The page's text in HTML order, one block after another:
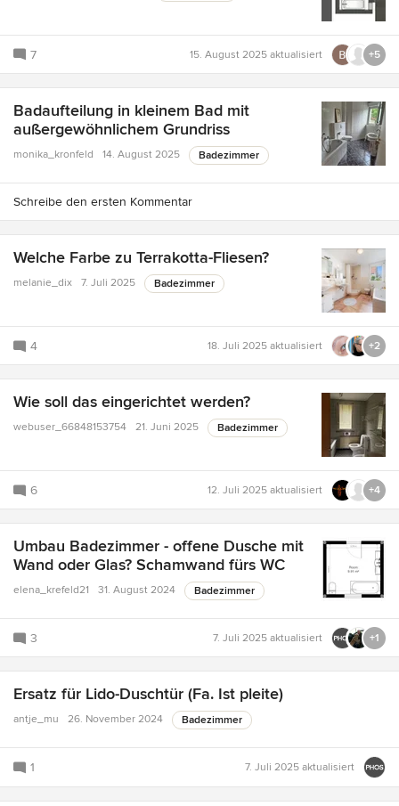
7 15. August 2025 aktualisiert +5
Badaufteilung in kleinem Bad mit
außergewöhnlichem Grundriss
monika_kronfeld 14. August 2025 Badezimmer
Schreibe den ersten Kommentar
Welche Farbe zu Terrakotta-Fliesen?
melanie_dix 7. Juli 2025 Badezimmer
4 18. Juli 2025 aktualisiert +2
Wie soll das eingerichtet werden?
webuser_66848153754 21. Juni 2025 Badezimmer
6 12. Juli 2025 aktualisiert +4
Umbau Badezimmer - offene Dusche mit
Wand oder Glas? Schamwand fürs WC
elena_krefeld21 31. August 2024 Badezimmer
3 7. Juli 2025 aktualisiert +1
Ersatz für Lido-Duschtür (Fa. Ist pleite)
antje_mu 26. November 2024 Badezimmer
1 7. Juli 2025 aktualisiert